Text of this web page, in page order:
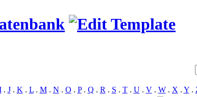
. J. K . L. M. N . O . P. Q . R . S . T. U. V. W. X . Y.